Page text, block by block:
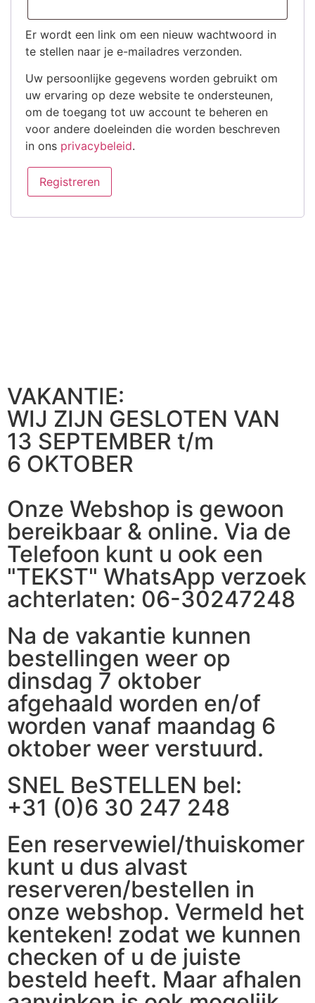
Er wordt een link om een nieuw wachtwoord in
te stellen naar je e-mailadres verzonden.
Uw persoonlijke gegevens worden gebruikt om
uw ervaring op deze website te ondersteunen,
om de toegang tot uw account te beheren en
voor andere doeleinden die worden beschreven
in ons privacybeleid.
Registreren
VAKANTIE:
WIJ ZIJN GESLOTEN VAN
13 SEPTEMBER t/m
6 OKTOBER
Onze Webshop is gewoon
bereikbaar & online. Via de
Telefoon kunt u ook een
"TEKST" WhatsApp verzoek
achterlaten: 06-30247248
Na de vakantie kunnen
bestellingen weer op
dinsdag 7 oktober
afgehaald worden en/of
worden vanaf maandag 6
oktober weer verstuurd.
SNEL BeSTELLEN bel:
+31 (0)6 30 247 248
Een reservewiel/thuiskomer
kunt u dus alvast
reserveren/bestellen in
onze webshop. Vermeld het
kenteken! zodat we kunnen
checken of u de juiste
besteld heeft. Maar afhalen